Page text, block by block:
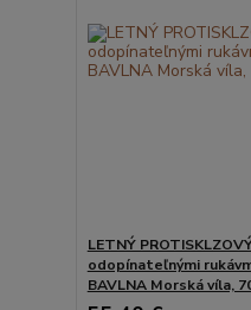
LETNÝ
odopínateľnými
BAVLNA Morská víla,